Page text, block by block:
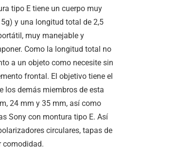
tipo E tiene un cuerpo muy
) y una longitud total de 2,5
muy manejable y
Como la longitud total no
a un objeto como necesite sin
frontal. El objetivo tiene el
los demás miembros de esta
24 mm y 35 mm, así como
Sony con montura tipo E. Así
circulares, tapas de
comodidad.